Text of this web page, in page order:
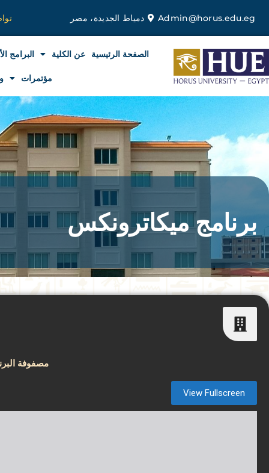
المحتوى
Admin@horus.edu.eg دمياط الجديدة، مصر
الصفحة الرئيسية عن الكلية البرامج
مؤتمرات
برنامج ميكاترونكس
مصفوفة
View Fullscreen